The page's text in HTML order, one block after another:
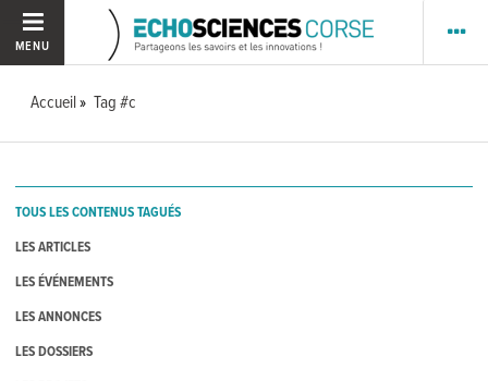
MENU
Accueil Tag #c
TOUS LES CONTENUS TAGUÉS
LES ARTICLES
LES ÉVÉNEMENTS
LES ANNONCES
LES DOSSIERS